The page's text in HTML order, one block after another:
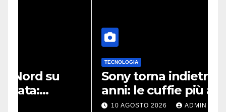
Sony torna indietro di sei
anni: le cuffie più amate
potrebbero rinascere
ADMIN